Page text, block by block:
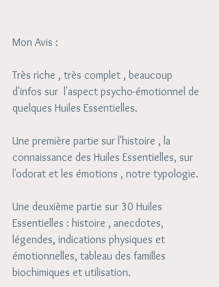
Mon Avis :
Très riche , très complet , beaucoup
d'infos sur  l'aspect psycho-émotionnel de
quelques Huiles Essentielles.
Une première partie sur l'histoire , la
connaissance des Huiles Essentielles, sur
l'odorat et les émotions , notre typologie.
Une deuxième partie sur 30 Huiles
Essentielles : histoire , anecdotes,
légendes, indications physiques et
émotionnelles, tableau des familles
biochimiques et utilisation.